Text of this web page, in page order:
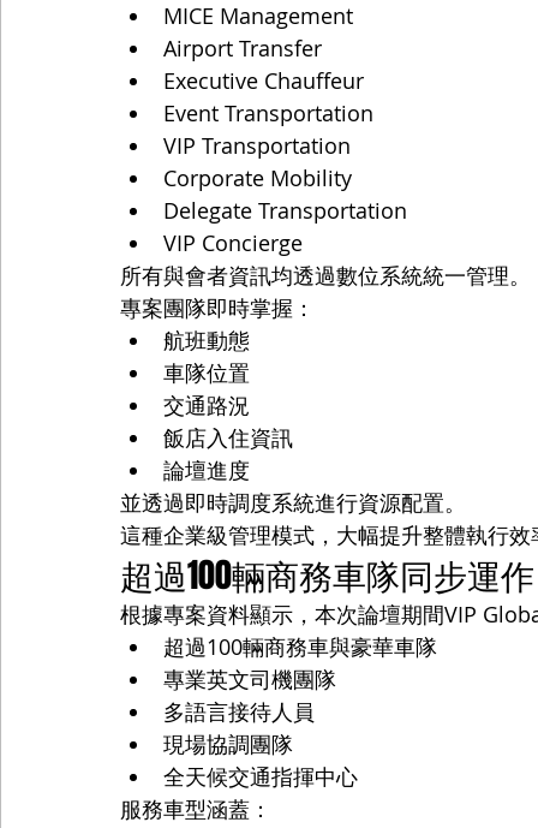
MICE Management
Airport Transfer
Executive Chauffeur
Event Transportation
VIP Transportation
Corporate Mobility
Delegate Transportation
VIP Concierge
所有與會者資訊均透過數位系統統一管理。
專案團隊即時掌握：
航班動態
車隊位置
交通路況
飯店入住資訊
論壇進度
並透過即時調度系統進行資源配置。
這種企業級管理模式，大幅提升整體執行效
超過100輛商務車隊同步運作
根據專案資料顯示，本次論壇期間VIP
超過100輛商務車與豪華車隊
專業英文司機團隊
多語言接待人員
現場協調團隊
全天候交通指揮中心
服務車型涵蓋：